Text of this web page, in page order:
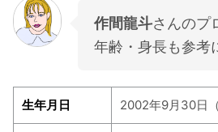
・田中みな実
・ 松岡茉優
・小芝風花
木南晴夏
作間龍斗さんのプ
年齢・身長も参考
生年月日 2002年9月30日